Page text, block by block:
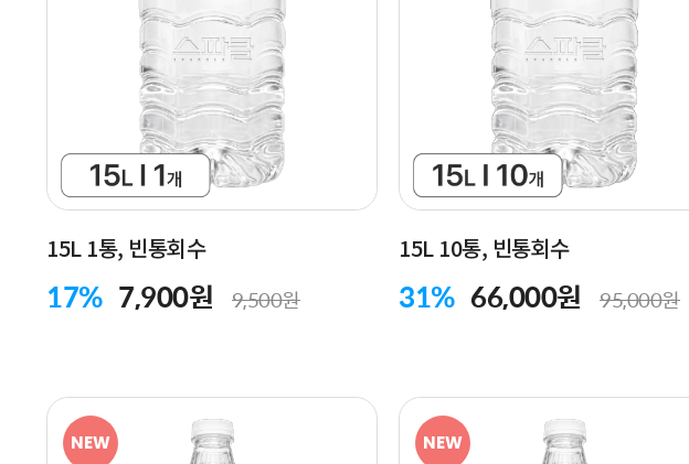
15L 1통, 빈통회수
17% 7,900원 9,500원
15L 10통, 빈통회수
31% 66,000원 95,000원
NEW NEW